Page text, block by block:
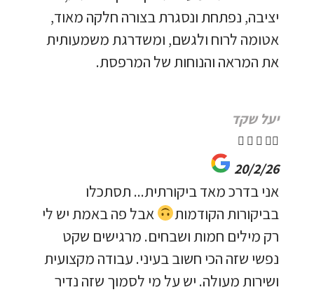
יציבה, נפתחת ונסגרת בצורה חלקה מאוד,
אטומה לרוח ולגשם, ומשדרגת משמעותית
את המראה והנוחות של המרפסת.
יעל שקד
   
20/2/26
אני בדרכ מאד ביקורתית... תסתכלו
בביקורות הקודמות
אבל פה באמת יש לי
רק מילים חמות ושבחים. מרגישים שקט
נפשי שזה הכי חשוב בעיני. עבודה מקצועית
ושירות מעולה. יש על מי לסמוך שזה נדיר